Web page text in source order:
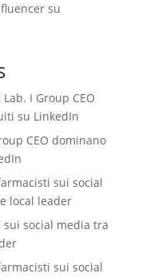
su
Lab. I Group CEO
su LinkedIn
CEO dominano
sui social
local leader
social media tra
sui social